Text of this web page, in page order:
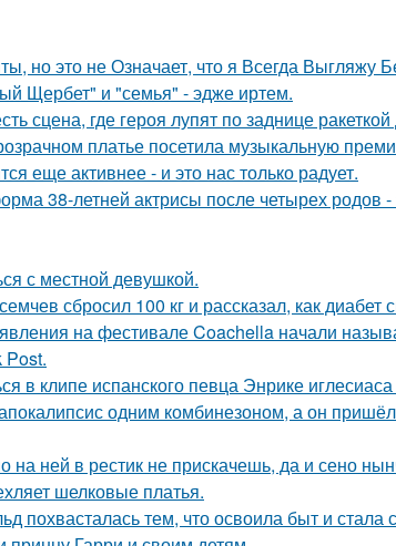
но это не Означает, что я Всегда Выгляжу
Щербет" и "семья" - эдже иртем.
сцена, где героя лупят по заднице ракеткой
платье посетила музыкальную
еще активнее - и это нас только радует.
38-летней актрисы после четырех родов -
с местной девушкой.
сбросил 100 кг и рассказал, как диабет
на фестивале Coachella начали
в клипе испанского певца Энрике
одним комбинезоном, а он
на ней в рестик не прискачешь, да и сено
шелковые платья.
похвасталась тем, что освоила быт и стала